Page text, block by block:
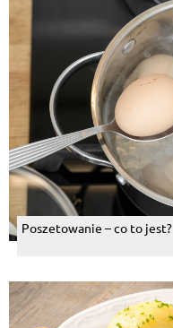
Poszetowanie – co to jest?